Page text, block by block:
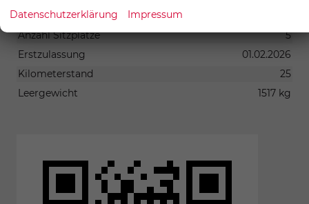
SONSTIGES
Anzahl Sitzplätze
5
Erstzulassung
01.02.2026
Kilometerstand
25
Leergewicht
1517 kg
Datenschutzerklärung Impressum